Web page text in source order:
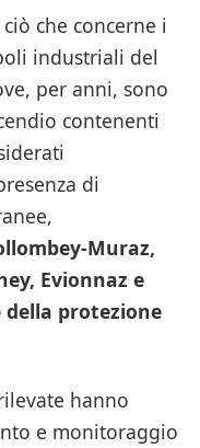
che concerne i
industriali del
per anni, sono
contenenti
di
Muraz,
Evionnaz e
protezione
hanno
e monitoraggio